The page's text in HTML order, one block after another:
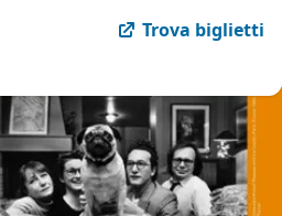
Trova biglietti